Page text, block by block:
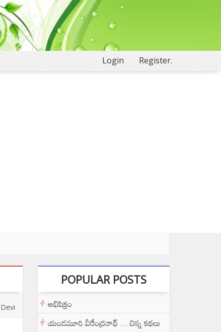
Login Register.
POPULAR POSTS
అభిషిక్తం
యండమూరి వీరేంద్రనాథ్ ... చిన్న కథలు